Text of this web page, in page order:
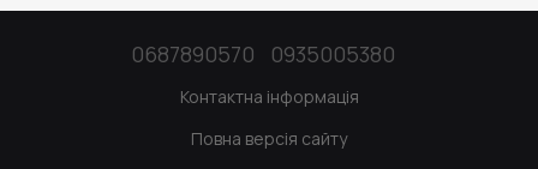
0687890570 0935005380
Контактна інформація
Повна версія сайту